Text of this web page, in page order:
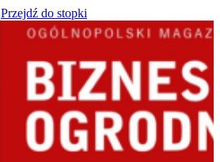
Przejdź do stopki